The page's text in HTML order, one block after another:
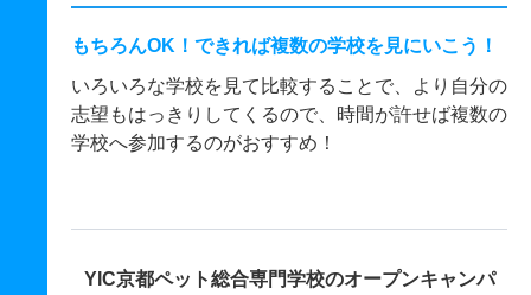
もちろんOK！できれば複数の学校を見にいこう！
いろいろな学校を見て比較することで、より自分の
志望もはっきりしてくるので、時間が許せば複数の
学校へ参加するのがおすすめ！
YIC京都ペット総合専門学校のオープンキャンパ